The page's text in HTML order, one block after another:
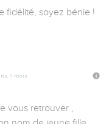
fidélité, soyez bénie !
7 mois
vous retrouver ,